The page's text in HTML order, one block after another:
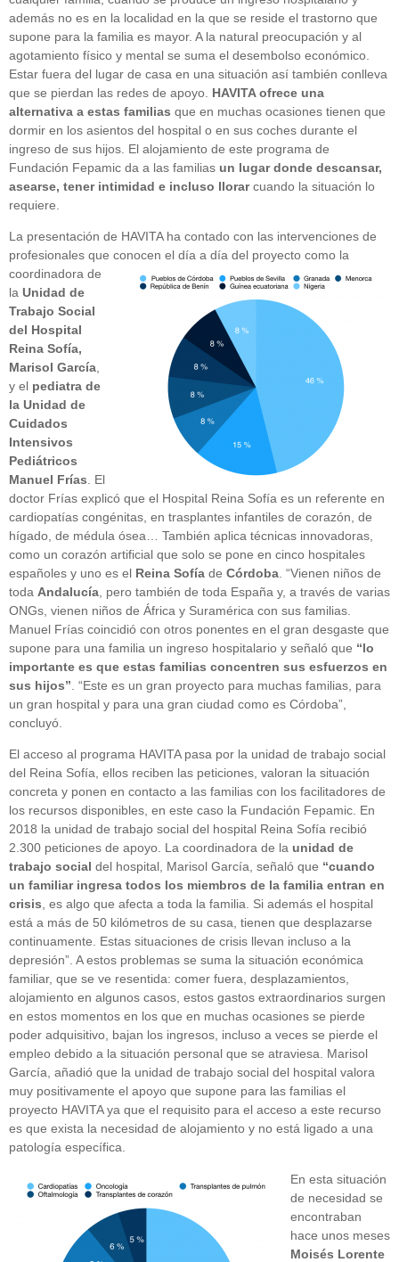
además no es en la localidad en la que se reside el trastorno que
supone para la familia es mayor. A la natural preocupación y al
agotamiento físico y mental se suma el desembolso económico.
Estar fuera del lugar de casa en una situación así también conlleva
que se pierdan las redes de apoyo. HAVITAofrece una
alternativa a estas familias que en muchas ocasiones tienen que
dormir en los asientos del hospital o en sus coches durante el
ingreso de sus hijos. El alojamiento de este programa de
Fundación Fepamic da a las familias un lugar donde descansar,
asearse, tener intimidad e incluso llorarcuando la situación lo
requiere.
La presentación de HAVITA ha contado con las intervenciones de
profesionales que conocen el día a día del proyecto como la
coordinadora de
la Unidad de
Trabajo Social
del Hospital
Reina Sofía,
Marisol García
y el pediatra de
la Unidad de
Cuidados
Intensivos
Pediátricos
Manuel Frías . El
doctor Frías explicó que el Hospital Reina Sofía es un referente en
cardiopatías congénitas, en trasplantes infantiles de corazón, de
hígado, de médula ósea… También aplica técnicas innovadoras,
como un corazón artificial que solo se pone en cinco hospitales
españoles y uno es el Reina Sofía de Córdoba . “Vienen niños de
toda Andalucía , pero también de toda España y, a través de varias
ONGs, vienen niños de África y Suramérica con sus familias.
Manuel Frías coincidió con otros ponentes en el gran desgaste que
supone para una familia un ingreso hospitalario y señaló que “lo
importante es que estas familias concentren sus esfuerzos en
sus hijos” . “Este es un gran proyecto para muchas familias, para
un gran hospital y para una gran ciudad como es Córdoba”,
concluyó.
El acceso al programa HAVITA pasa por la unidad de trabajo social
del Reina Sofía, ellos reciben las peticiones, valoran la situación
concreta y ponen en contacto a las familias con los facilitadores de
los recursos disponibles, en este caso la Fundación Fepamic. En
2018 la unidad de trabajo social del hospital Reina Sofía recibió
2.300 peticiones de apoyo. La coordinadora de la unidad de
trabajo social del hospital, Marisol García, señaló que “cuando
un familiar ingresa todos los miembros de la familia entran en
crisis, es algo que afecta a toda la familia. Si además el hospital
está a más de 50 kilómetros de su casa, tienen que desplazarse
continuamente. Estas situaciones de crisis llevan incluso a la
depresión”. A estos problemas se suma la situación económica
familiar, que se ve resentida: comer fuera, desplazamientos,
alojamiento en algunos casos, estos gastos extraordinarios surgen
en estos momentos en los que en muchas ocasiones se pierde
poder adquisitivo, bajan los ingresos, incluso a veces se pierde el
empleo debido a la situación personal que se atraviesa. Marisol
García, añadió que la unidad de trabajo social del hospital valora
muy positivamente el apoyo que supone para las familias el
proyecto HAVITA ya que el requisito para el acceso a este recurso
es que exista la necesidad de alojamiento y no está ligado a una
patología específica.
En esta situación
de necesidad se
encontraban
hace unos meses
Moisés Lorente